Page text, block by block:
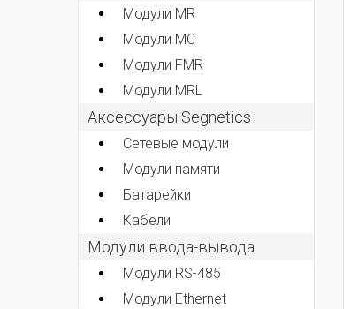
Модули MR
Модули MC
Модули FMR
Модули MRL
Аксессуары Segnetics
Сетевые модули
Модули памяти
Батарейки
Кабели
Модули ввода-вывода
Модули RS-485
Модули Ethernet